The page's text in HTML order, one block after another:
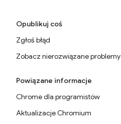
Opublikuj coś
Zgłoś błąd
Zobacz nierozwiązane problemy
Powiązane informacje
Chrome dla programistów
Aktualizacje Chromium